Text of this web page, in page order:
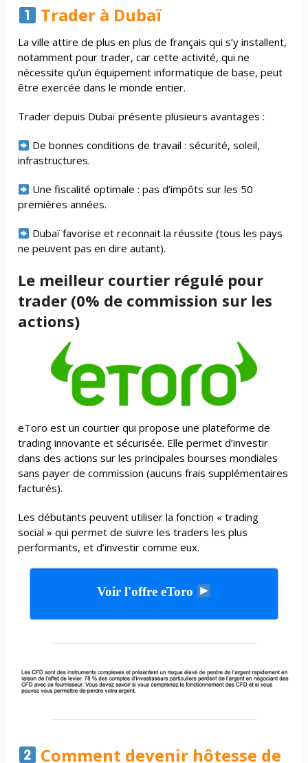
Trader à Dubaï
La ville attire de plus en plus de français qui s’y installent,
notamment pour trader, car cette activité, qui ne
nécessite qu’un équipement informatique de base, peut
être exercée dans le monde entier.
Trader depuis Dubaï présente plusieurs avantages :
De bonnes conditions de travail : sécurité, soleil,
infrastructures.
Une fiscalité optimale : pas d’impôts sur les 50
premières années.
Dubaï favorise et reconnait la réussite (tous les pays
ne peuvent pas en dire autant).
Le meilleur courtier régulé pour
trader (0% de commission sur les
actions)
eToro est un courtier qui propose une plateforme de
trading innovante et sécurisée. Elle permet d’investir
dans des actions sur les principales bourses mondiales
sans payer de commission (aucuns frais supplémentaires
facturés).
Les débutants peuvent utiliser la fonction « trading
social » qui permet de suivre les traders les plus
performants, et d’investir comme eux.
Voir l'offre eToro
Comment devenir hôtesse de